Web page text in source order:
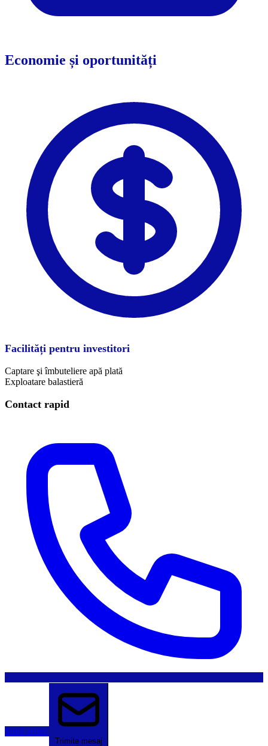
Economie și oportunități
Facilități pentru investitori
Captare şi îmbuteliere apă plată
Exploatare balastieră
Contact rapid
Sună acum
Trimite mesaj